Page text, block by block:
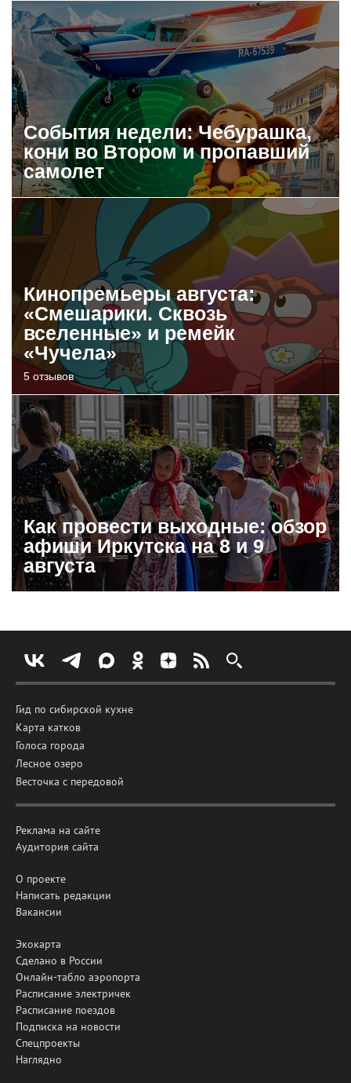
События недели: Чебурашка,
кони во Втором и пропавший
самолет
Кинопремьеры августа:
«Смешарики. Сквозь
вселенные» и ремейк
«Чучела»
5 отзывов
Как провести выходные: обзор
афиши Иркутска на 8 и 9
августа
Гид по сибирской кухне
Карта катков
Голоса города
Лесное озеро
Весточка с передовой
Реклама на сайте
Аудитория сайта
О проекте
Написать редакции
Вакансии
Экокарта
Сделано в России
Онлайн-табло аэропорта
Расписание электричек
Расписание поездов
Подписка на новости
Спецпроекты
Наглядно